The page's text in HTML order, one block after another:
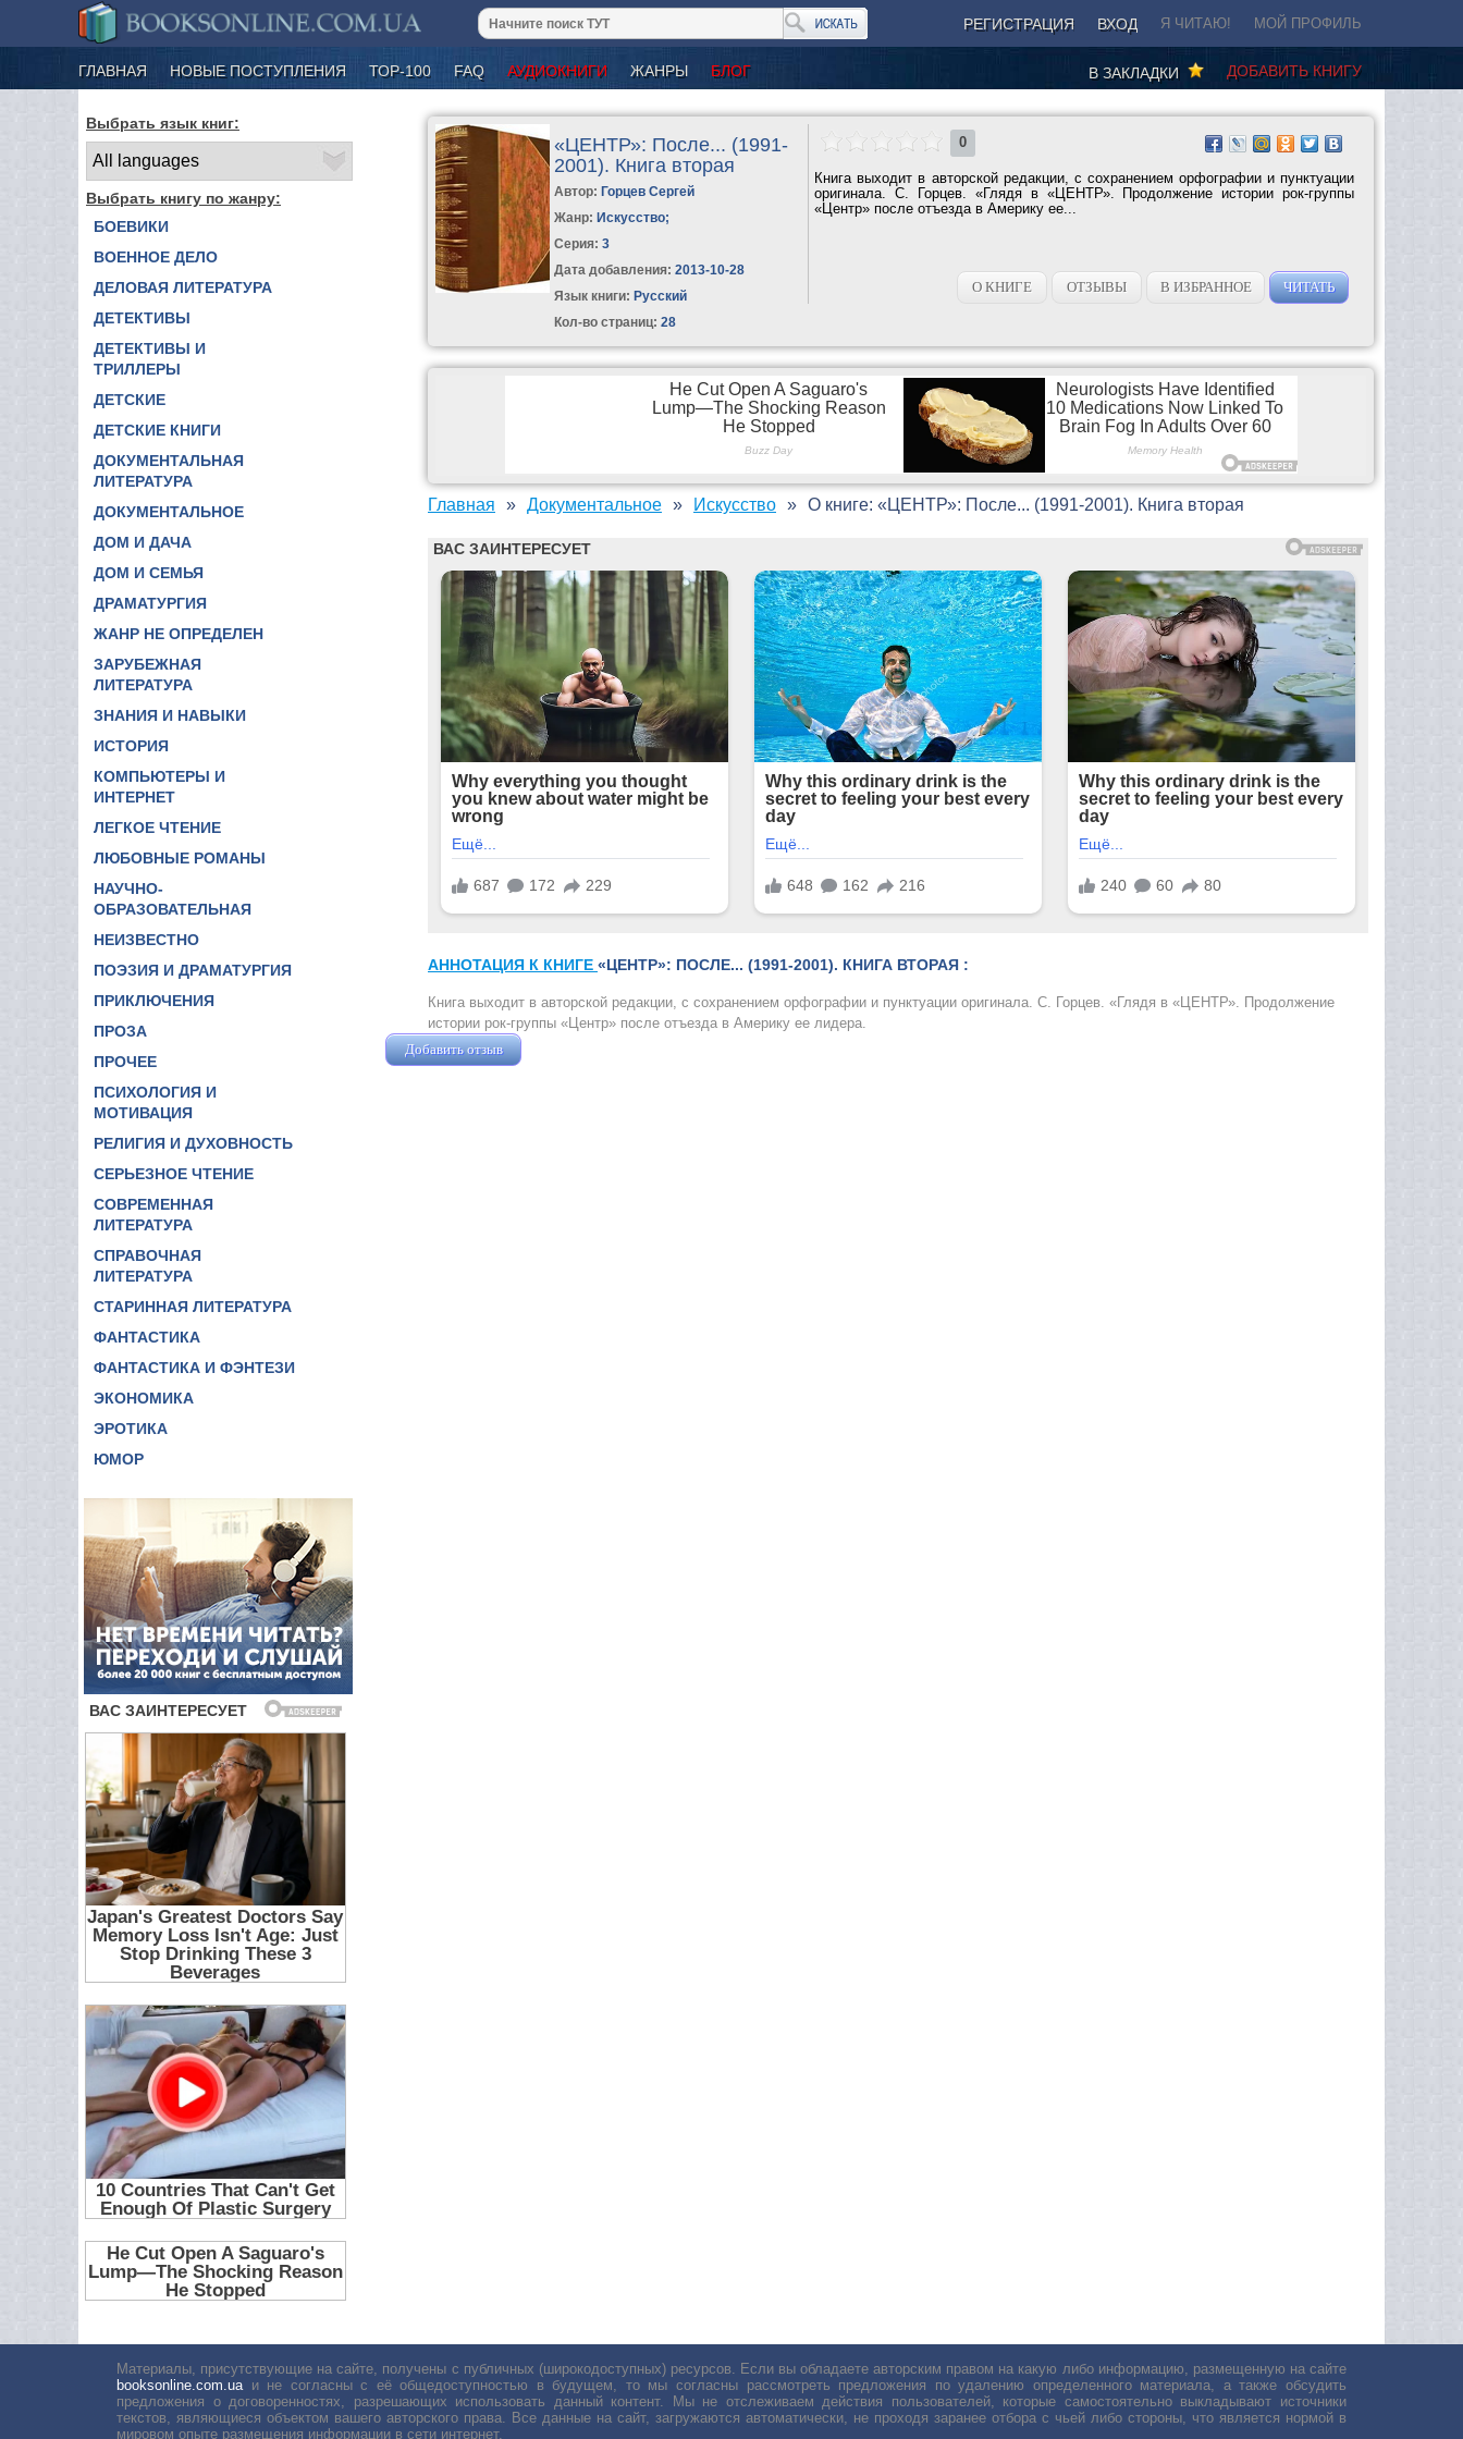
РЕГИСТРАЦИЯ ВХОД Я ЧИТАЮ! МОЙ ПРОФИЛЬ
ГЛАВНАЯ НОВЫЕ ПОСТУПЛЕНИЯ ТОР-100 FAQ АУДИОКНИГИ ЖАНРЫ БЛОГ ДОБАВИТЬ КНИГУ
В ЗАКЛАДКИ
Выбрать язык книг:
Выбрать книгу по жанру:
БОЕВИКИ
ВОЕННОЕ ДЕЛО
ДЕЛОВАЯ ЛИТЕРАТУРА
ДЕТЕКТИВЫ
ДЕТЕКТИВЫ И
ТРИЛЛЕРЫ
ДЕТСКИЕ
ДЕТСКИЕ КНИГИ
ДОКУМЕНТАЛЬНАЯ
ЛИТЕРАТУРА
ДОКУМЕНТАЛЬНОЕ
ДОМ И ДАЧА
ДОМ И СЕМЬЯ
ДРАМАТУРГИЯ
ЖАНР НЕ ОПРЕДЕЛЕН
ЗАРУБЕЖНАЯ
ЛИТЕРАТУРА
ЗНАНИЯ И НАВЫКИ
ИСТОРИЯ
КОМПЬЮТЕРЫ И
ИНТЕРНЕТ
ЛЕГКОЕ ЧТЕНИЕ
ЛЮБОВНЫЕ РОМАНЫ
НАУЧНО-
ОБРАЗОВАТЕЛЬНАЯ
НЕИЗВЕСТНО
ПОЭЗИЯ И ДРАМАТУРГИЯ
ПРИКЛЮЧЕНИЯ
ПРОЗА
ПРОЧЕЕ
ПСИХОЛОГИЯ И
МОТИВАЦИЯ
РЕЛИГИЯ И ДУХОВНОСТЬ
СЕРЬЕЗНОЕ ЧТЕНИЕ
СОВРЕМЕННАЯ
ЛИТЕРАТУРА
СПРАВОЧНАЯ
ЛИТЕРАТУРА
СТАРИННАЯ ЛИТЕРАТУРА
ФАНТАСТИКА
ФАНТАСТИКА И ФЭНТЕЗИ
ЭКОНОМИКА
ЭРОТИКА
ЮМОР
«ЦЕНТР»: После... (1991-
2001). Книга вторая
Автор: Горцев Сергей
Жанр: Искусство;
Серия:3
Дата добавления: 2013-10-28
Язык книги: Русский
Кол-во страниц: 28
0
Книга выходит в авторской редакции, с сохранением орфографии и пунктуации
оригинала. С. Горцев. «Глядя в «ЦЕНТР». Продолжение истории рок-группы
«Центр» после отъезда в Америку ее...
О КНИГЕ ОТЗЫВЫ В ИЗБРАННОЕ ЧИТАТЬ
Главная Документальное Искусство О книге: «ЦЕНТР»: После... (1991-2001). Книга вторая
АННОТАЦИЯ К КНИГЕ «ЦЕНТР»: ПОСЛЕ... (1991-2001). КНИГА ВТОРАЯ :
Книга выходит в авторской редакции, с сохранением орфографии и пунктуации оригинала. С. Горцев. «Глядя в «ЦЕНТР». Продолжение
истории рок-группы «Центр» после отъезда в Америку ее лидера.
Добавить отзыв
Материалы, присутствующие на сайте, получены с публичных (широкодоступных) ресурсов. Если вы обладаете авторским правом на какую либо информацию, размещенную на сайте
booksonline.com.ua и не согласны с её общедоступностью в будущем, то мы согласны рассмотреть предложения по удалению определенного материала, а также обсудить
предложения о договоренностях, разрешающих использовать данный контент. Мы не отслеживаем действия пользователей, которые самостоятельно выкладывают источники
текстов, являющиеся объектом вашего авторского права. Все данные на сайт, загружаются автоматически, не проходя заранее отбора с чьей либо стороны, что является нормой в
мировом опыте размещения информации в сети интернет.